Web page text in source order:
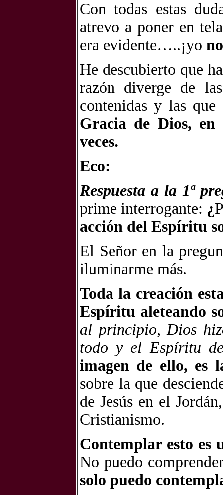
Con todas estas
atrevo a poner en
era evidente…..¡yo
He descubierto que
razón diverge de
contenidas y las
Gracia de Dios, en
veces.
Eco:
Respuesta a la 1ª
prime interrogante: ¿
acción del Espíritu
El Señor en la
iluminarme más.
Toda la creación
Espíritu aleteando
al principio, Dios
todo y el Espíritu
imagen de ello, es
sobre la que
de Jesús en el
Cristianismo.
Contemplar esto es
No puedo
solo puedo